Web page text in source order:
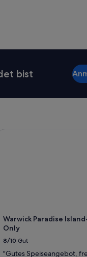
bist
Warwick Paradise
Only
8/10 Gut
"Gutes Speiseangebot,